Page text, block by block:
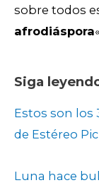
sobre todos
afrodiáspora
Siga
Estos son los
de Estéreo
Luna hace